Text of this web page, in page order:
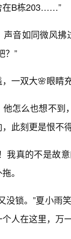
在B栋203……”
音如同微风
？”
一双大🌸眼睛
怎么也想不
此刻更是恨不
我真的不是故
。
没锁。”夏小雨
人在这里，万